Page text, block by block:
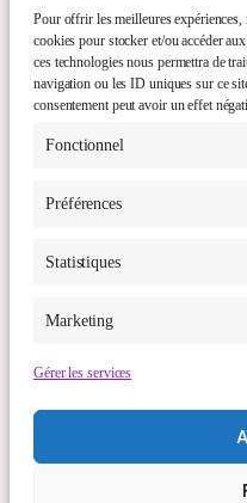
Pour offrir les meilleures
cookies pour stocker et/ou accéder
ces technologies nous permettra de
navigation ou les ID uniques sur ce
consentement peut avoir un effet
Fonctionnel
Préférences
Statistiques
Marketing
Gérer les services
Comme un
toutes la métropole
Mentions légales